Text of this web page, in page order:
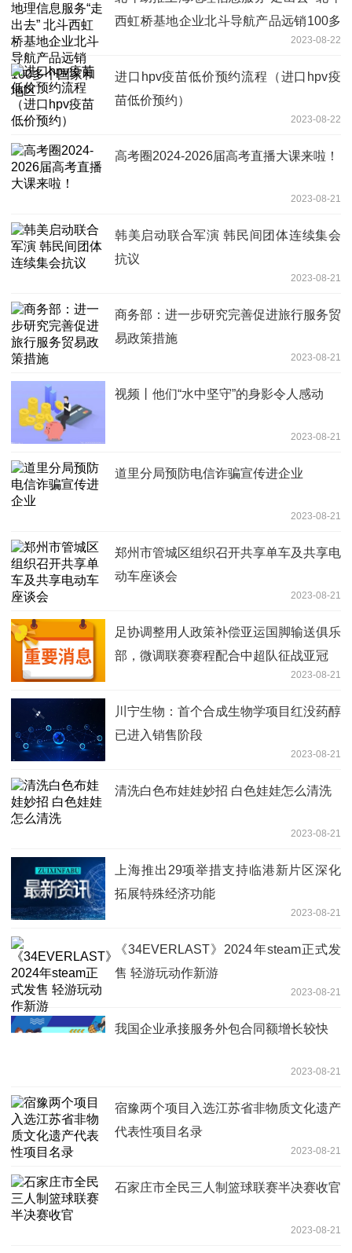
西虹桥基地企业北斗导航产品远销100多
2023-08-22
进口hpv疫苗低价预约流程（进口hpv疫
苗低价预约）
2023-08-22
高考圈2024-2026届高考直播大课来啦！
2023-08-21
韩美启动联合军演 韩民间团体连续集会
抗议
2023-08-21
商务部：进一步研究完善促进旅行服务贸
易政策措施
2023-08-21
视频丨他们“水中坚守”的身影令人感动
2023-08-21
道里分局预防电信诈骗宣传进企业
2023-08-21
郑州市管城区组织召开共享单车及共享电
动车座谈会
2023-08-21
足协调整用人政策补偿亚运国脚输送俱乐
部，微调联赛赛程配合中超队征战亚冠
2023-08-21
川宁生物：首个合成生物学项目红没药醇
已进入销售阶段
2023-08-21
清洗白色布娃娃妙招 白色娃娃怎么清洗
2023-08-21
上海推出29项举措支持临港新片区深化
拓展特殊经济功能
2023-08-21
《34EVERLAST》2024年steam正式发
售 轻游玩动作新游
2023-08-21
我国企业承接服务外包合同额增长较快
2023-08-21
宿豫两个项目入选江苏省非物质文化遗产
代表性项目名录
2023-08-21
石家庄市全民三人制篮球联赛半决赛收官
2023-08-21